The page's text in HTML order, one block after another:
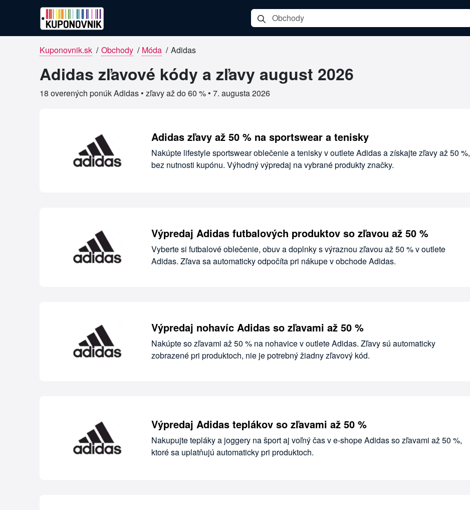
Kuponovnik.sk / Obchody / Móda / Adidas
Adidas zľavové kódy a zľavy august 2026
18 overených ponúk Adidas • zľavy až do 60 % • 7. augusta 2026
Overené kupóny pre Adidas
Adidas zľavy až 50 % na sportswear a tenisky
Nakúpte lifestyle sportswear oblečenie a tenisky v outlete Adidas a získajte zľavy až 50 %,
bez nutnosti kupónu. Výhodný výpredaj na vybrané produkty značky.
Výpredaj Adidas futbalových produktov so zľavou až 50 %
Vyberte si futbalové oblečenie, obuv a doplnky s výraznou zľavou až 50 % v outlete
Adidas. Zľava sa automaticky odpočíta pri nákupe v obchode Adidas.
Výpredaj nohavíc Adidas so zľavami až 50 %
Nakúpte so zľavami až 50 % na nohavice v outlete Adidas. Zľavy sú automaticky
zobrazené pri produktoch, nie je potrebný žiadny zľavový kód.
Výpredaj Adidas teplákov so zľavami až 50 %
Nakupujte tepláky a joggery na šport aj voľný čas v e-shope Adidas so zľavami až 50 %,
ktoré sa uplatňujú automaticky pri produktoch.